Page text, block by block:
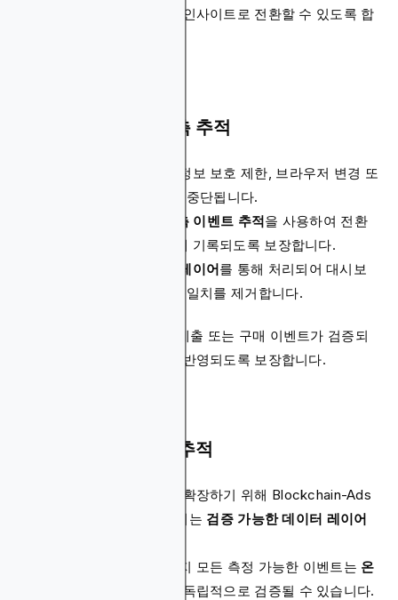
에서 검증되고 실행 가능한 인사이트로 전환할 수 있도록 합
정확성을 위한 서버 측 추적
클라이언트 측 측정은 개인정보 보호 제한, 브라우저 변경 또
는 광고 차단기로 인해 자주 중단됩니다.
서버 측 이벤트 추적을 사용하여 전환
데이터가 정확하고 안전하게 기록되도록 보장합니다.
분석 레이어를 통해 처리되어 대시보
드와 독립 분석 도구 간의 불일치를 제거합니다.
이 구조는 모든 클릭, 양식 제출 또는 구매 이벤트가 검증되
고 서버에 기록된 전환으로 반영되도록 보장합니다.
온체인 검증 및 감사 추적
기존 측정을 넘어 투명성을 확장하기 위해 Blockchain-Ads
로 구동되는 검증 가능한 데이터 레이어
노출 전달부터 전환 확인까지 모든 측정 가능한 이벤트는 온
메커니즘을 통해 독립적으로 검증될 수 있습니다.